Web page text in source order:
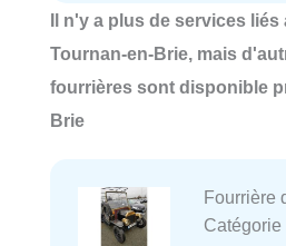
Il n'y a plus de services
Tournan-en-Brie, mais
fourrières sont disponible
Brie
Fourrière
Catégorie